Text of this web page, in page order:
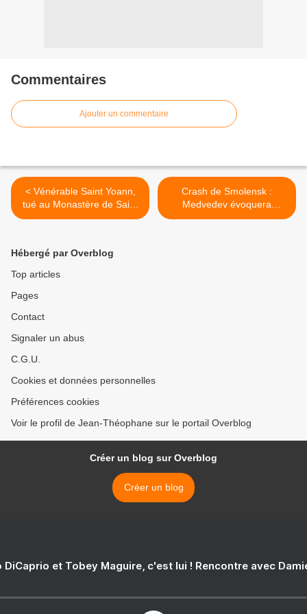
Commentaires
Ajouter un commentaire
< Vénérable Saint Yoann,
tué au Monastère de Saint
Sabbas
Crash de Smolensk :
Medvedev évoquera
l'enquête en Pologne >
Hébergé par Overblog
Top articles
Pages
Contact
Signaler un abus
C.G.U.
Cookies et données personnelles
Préférences cookies
Voir le profil de Jean-Théophane sur le portail Overblog
Créer un blog sur Overblog
Créer un blog
DiCaprio et Tobey Maguire, c'est lui ! Rencontre avec